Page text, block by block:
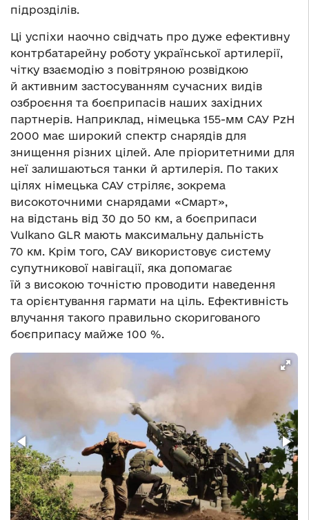
підрозділів.
Ці успіхи наочно свідчать про дуже ефективну
контрбатарейну роботу української артилерії,
чітку взаємодію з повітряною розвідкою
й активним застосуванням сучасних видів
озброєння та боєприпасів наших західних
партнерів. Наприклад, німецька 155-мм САУ PzH
2000 має широкий спектр снарядів для
знищення різних цілей. Але пріоритетними для
неї залишаються танки й артилерія. По таких
цілях німецька САУ стріляє, зокрема
високоточними снарядами «Смарт»,
на відстань від 30 до 50 км, а боєприпаси
Vulkano GLR мають максимальну дальність
70 км. Крім того, САУ використовує систему
супутникової навігації, яка допомагає
їй з високою точністю проводити наведення
та орієнтування гармати на ціль. Ефективність
влучання такого правильно скоригованого
боєприпасу майже 100 %.